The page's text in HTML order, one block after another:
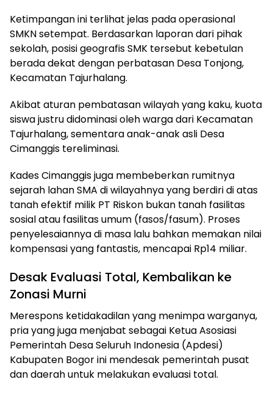
Ketimpangan ini terlihat jelas pada operasional
SMKN setempat. Berdasarkan laporan dari pihak
sekolah, posisi geografis SMK tersebut kebetulan
berada dekat dengan perbatasan Desa Tonjong,
Kecamatan Tajurhalang.
Akibat aturan pembatasan wilayah yang kaku, kuota
siswa justru didominasi oleh warga dari Kecamatan
Tajurhalang, sementara anak-anak asli Desa
Cimanggis tereliminasi.
Kades Cimanggis juga membeberkan rumitnya
sejarah lahan SMA di wilayahnya yang berdiri di atas
tanah efektif milik PT Riskon bukan tanah fasilitas
sosial atau fasilitas umum (fasos/fasum). Proses
penyelesaiannya di masa lalu bahkan memakan nilai
kompensasi yang fantastis, mencapai Rp14 miliar.
Desak Evaluasi Total, Kembalikan ke
Zonasi Murni
Merespons ketidakadilan yang menimpa warganya,
pria yang juga menjabat sebagai Ketua Asosiasi
Pemerintah Desa Seluruh Indonesia (Apdesi)
Kabupaten Bogor ini mendesak pemerintah pusat
dan daerah untuk melakukan evaluasi total.